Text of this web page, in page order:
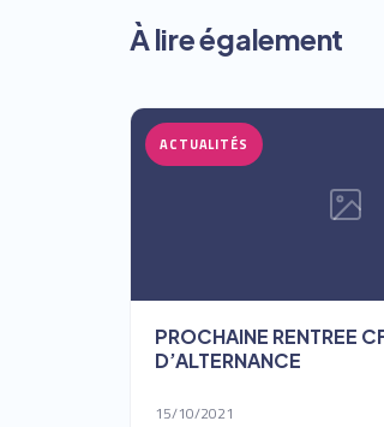
À lire également
ACTUALITÉS
PROCHAINE RENTREE
D’ALTERNANCE
15/10/2021